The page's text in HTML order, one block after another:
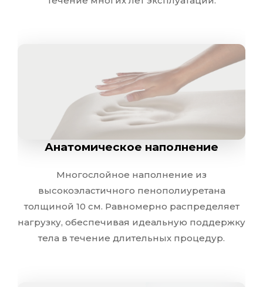
Эргономичный подголовник
Удобный подголовник. Обеспечивает
Анатомическое наполнение
Многослойное наполнение из
высокоэластичного пенополиуретана
толщиной 10 см. Равномерно распределяет
нагрузку, обеспечивая идеальную поддержку
тела в течение длительных процедур.